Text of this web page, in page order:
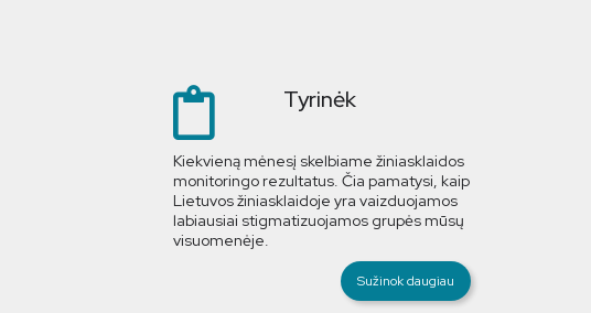
Tyrinėk
Kiekvieną mėnesį skelbiame žiniasklaidos
monitoringo rezultatus. Čia pamatysi, kaip
Lietuvos žiniasklaidoje yra vaizduojamos
labiausiai stigmatizuojamos grupės mūsų
visuomenėje.
Sužinok daugiau